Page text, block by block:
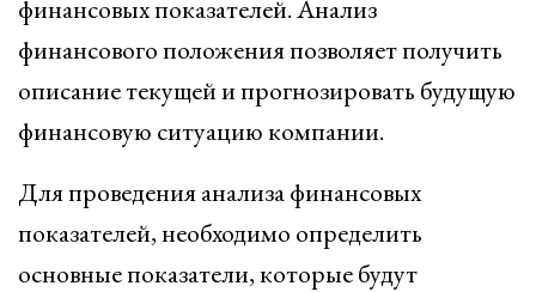
финансовых показателей. Анализ
финансового положения позволяет получить
описание текущей и прогнозировать будущую
финансовую ситуацию компании.
Для проведения анализа финансовых
показателей, необходимо определить
основные показатели, которые будут